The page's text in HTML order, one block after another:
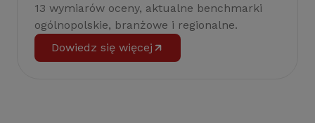
13 wymiarów oceny, aktualne benchmarki
ogólnopolskie, branżowe i regionalne.
Dowiedz się więcej